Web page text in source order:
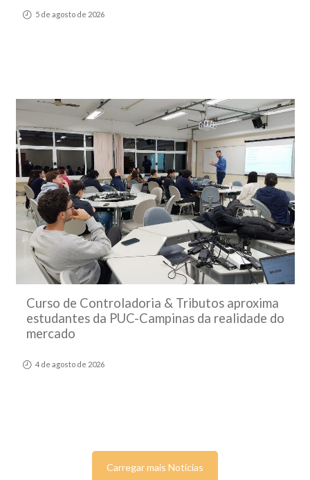
5 de agosto de 2026
Curso de Controladoria & Tributos aproxima
estudantes da PUC-Campinas da realidade do
mercado
4 de agosto de 2026
Carregar mais Notícias